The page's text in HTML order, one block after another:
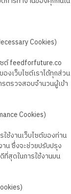
Cookies)
ต์ feedforfuture.co
งเว็บไซต์เราได้ทุกส่วน
ตรวจสอบจำนวนผู้เข้า
Cookies)
ช้งานเว็บไซต์ของท่าน
าน ซึ่งจะช่วยปรับปรุง
ที่สุดในการใช้งานบน